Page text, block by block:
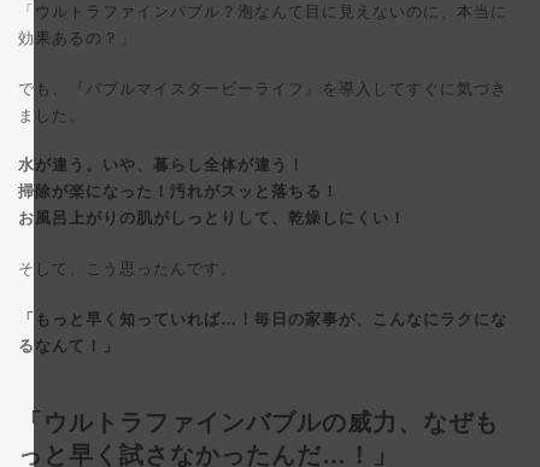
「ウルトラファインバブル？泡なんて目に見えないのに、本当に
効果あるの？」
でも、『バブルマイスタービーライフ』を導入してすぐに気づき
ました。
水が違う。いや、暮らし全体が違う！
掃除が楽になった！汚れがスッと落ちる！
お風呂上がりの肌がしっとりして、乾燥しにくい！
そして、こう思ったんです。
「もっと早く知っていれば…！毎日の家事が、こんなにラクにな
るなんて！」
「ウルトラファインバブルの威力、なぜも
っと早く試さなかったんだ…！」